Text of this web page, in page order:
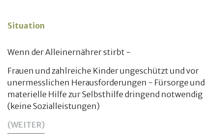
Wenn der Alleinernährer stirbt -
Frauen und zahlreiche Kinder ungeschützt und vor
unermesslichen Herausforderungen - Fürsorge und
materielle Hilfe zur Selbsthilfe dringend notwendig
(keine Sozialleistungen)
(WEITER)
Situation